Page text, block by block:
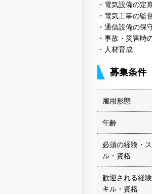
・電気設備の定
・電気工事の監
・通信設備の保
・事故・災害時
・人材育成
募集条件
雇用形態
年齢
必須の経験・
ル・資格
歓迎される経
キル・資格